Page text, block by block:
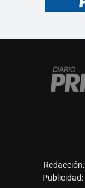
Redacción:
Publicidad: